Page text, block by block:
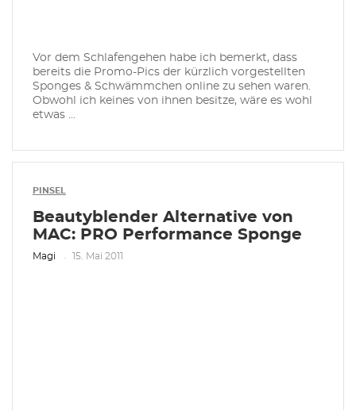
Vor dem Schlafengehen habe ich bemerkt, dass
bereits die Promo-Pics der kürzlich vorgestellten
Sponges & Schwämmchen online zu sehen waren.
Obwohl ich keines von ihnen besitze, wäre es wohl
etwas ...
PINSEL
Beautyblender Alternative von
MAC: PRO Performance Sponge
Magi 15. Mai 2011